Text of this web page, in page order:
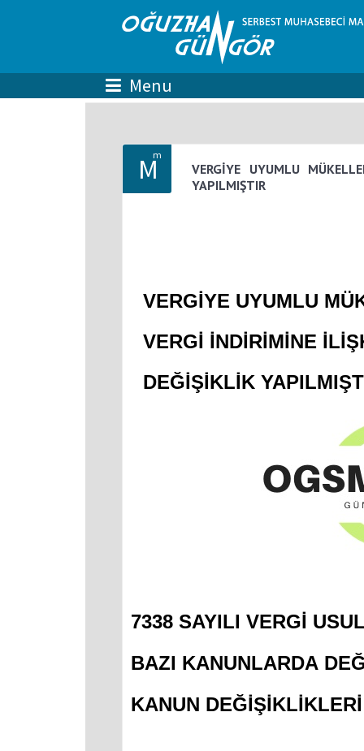
VERGİYE UYUMLU
YAPILMIŞTIR
Mm
VERGİYE UYUMLU
VERGİ İNDİRİMİNE
DEĞİŞİKLİK
7338 SAYILI VERGİ
BAZI KANUNLARDA
KANUN DEĞİŞİKLİKLERİ